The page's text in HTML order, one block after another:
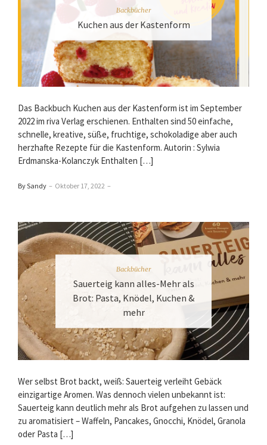
Backbücher
Kuchen aus der Kastenform
Das Backbuch Kuchen aus der Kastenform ist im September
2022 im riva Verlag erschienen. Enthalten sind 50 einfache,
schnelle, kreative, süße, fruchtige, schokoladige aber auch
herzhafte Rezepte für die Kastenform. Autorin : Sylwia
Erdmanska-Kolanczyk Enthalten […]
By Sandy – Oktober 17, 2022 –
Backbücher
Sauerteig kann alles-Mehr als
Brot: Pasta, Knödel, Kuchen &
mehr
Wer selbst Brot backt, weiß: Sauerteig verleiht Gebäck
einzigartige Aromen. Was dennoch vielen unbekannt ist:
Sauerteig kann deutlich mehr als Brot aufgehen zu lassen und
zu aromatisiert – Waffeln, Pancakes, Gnocchi, Knödel, Granola
oder Pasta […]